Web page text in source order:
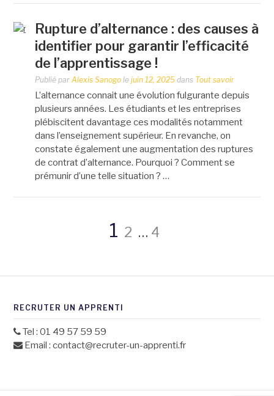
Rupture d’alternance : des causes à
identifier pour garantir l’efficacité
de l’apprentissage !
Publié parAlexis Sanogo lejuin 12, 2025 dans Tout savoir
L’alternance connait une évolution fulgurante depuis
plusieurs années. Les étudiants et les entreprises
plébiscitent davantage ces modalités notamment
dans l’enseignement supérieur. En revanche, on
constate également une augmentation des ruptures
de contrat d’alternance. Pourquoi ? Comment se
prémunir d’une telle situation ? …
Navigation
des
articles
Page
1 Page
2 … Page
4
RECRUTER UN APPRENTI
Tel : 01 49 57 59 59
Email : contact@recruter-un-apprenti.fr